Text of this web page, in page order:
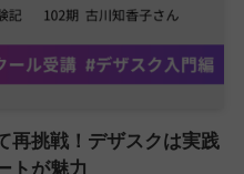
再挑戦！デザスクは実践
トが魅力